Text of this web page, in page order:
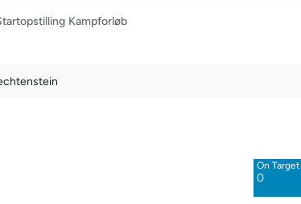
Kampforløb
On Target
0